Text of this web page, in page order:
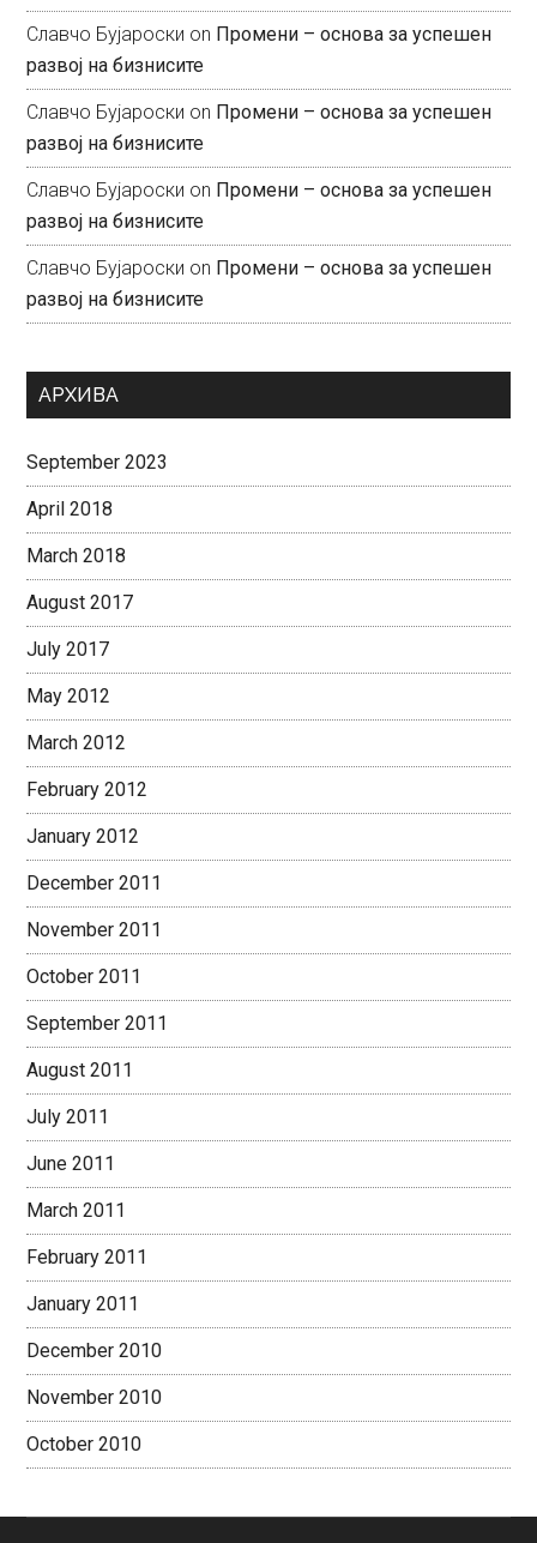
Славчо Бујароски on Промени – основа за успешен
развој на бизнисите
Славчо Бујароски on Промени – основа за успешен
развој на бизнисите
Славчо Бујароски on Промени – основа за успешен
развој на бизнисите
Славчо Бујароски on Промени – основа за успешен
развој на бизнисите
АРХИВА
September 2023
April 2018
March 2018
August 2017
July 2017
May 2012
March 2012
February 2012
January 2012
December 2011
November 2011
October 2011
September 2011
August 2011
July 2011
June 2011
March 2011
February 2011
January 2011
December 2010
November 2010
October 2010